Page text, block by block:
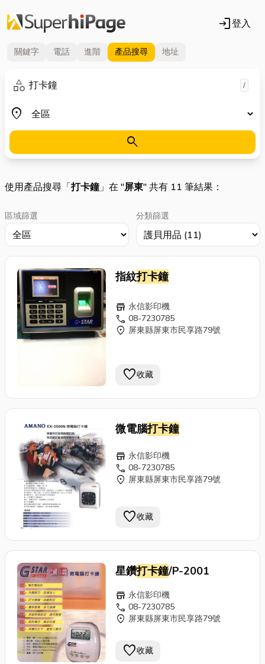
login登入
關鍵字 電話 進階 產品搜尋 地址
category
關鍵字 /
place
地區
search
使用產品搜尋「打卡鐘」在 "屏東" 共有 11 筆結果：
區域篩選 分類篩選
指紋打卡鐘
store 永信影印機
call 08-7230785
location_on 屏東縣屏東市民享路79號
favorite收藏
微電腦打卡鐘
store 永信影印機
call 08-7230785
location_on 屏東縣屏東市民享路79號
favorite收藏
星鑽打卡鐘/P-2001
store 永信影印機
call 08-7230785
location_on 屏東縣屏東市民享路79號
favorite收藏